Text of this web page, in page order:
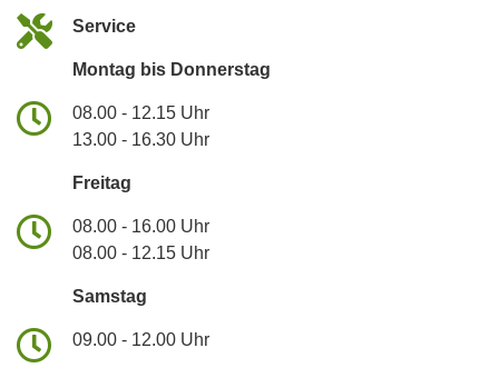
Service
Montag bis Donnerstag
08.00 - 12.15 Uhr
13.00 - 16.30 Uhr
Freitag
08.00 - 16.00 Uhr
08.00 - 12.15 Uhr
Samstag
09.00 - 12.00 Uhr